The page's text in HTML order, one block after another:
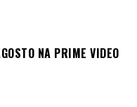
NA PRIME VIDEO